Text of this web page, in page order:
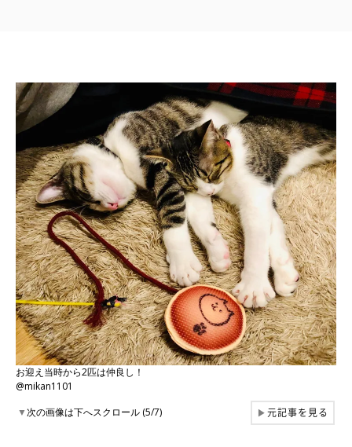
お迎え当時から2匹は仲良し！
@mikan1101
▼次の画像は下へスクロール (5/7) ▶元記事を見る